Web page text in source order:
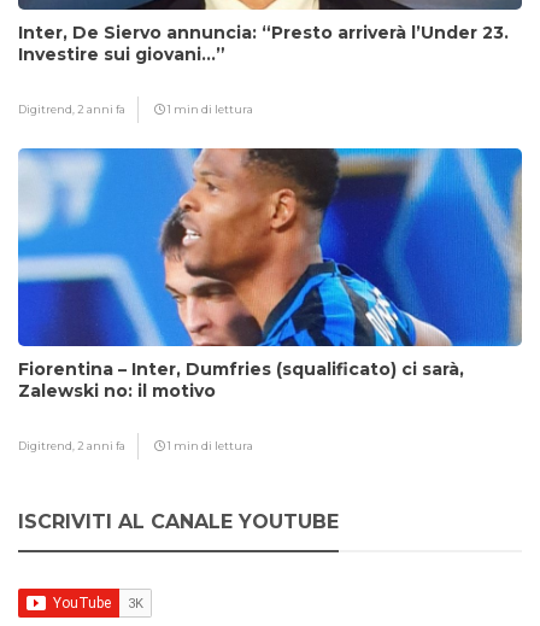
Inter, De Siervo annuncia: “Presto arriverà l’Under 23.
Investire sui giovani…”
Digitrend, 2 anni fa 1 min di lettura
Fiorentina – Inter, Dumfries (squalificato) ci sarà,
Zalewski no: il motivo
Digitrend, 2 anni fa 1 min di lettura
ISCRIVITI AL CANALE YOUTUBE